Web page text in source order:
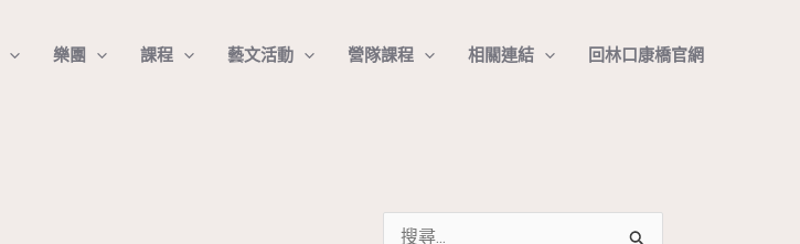
樂團 課程 藝文活動 營隊課程 相關連結 回林口康橋官網